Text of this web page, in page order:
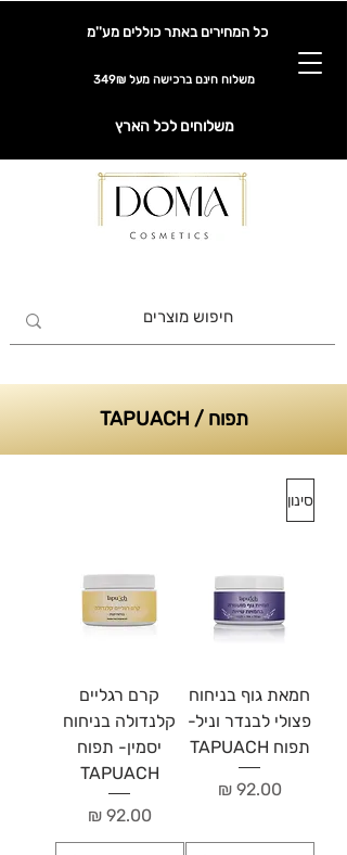
כל המחירים באתר כוללים מע''מ
משלוח חינם ברכישה מעל 349₪
משלוחים לכל הארץ
תפוח / TAPUACH
סינון
חמאת גוף בניחוח
פצולי לבנדר וניל-
תפוח TAPUACH
מחיר‏92.00 ‏₪
קרם רגליים
קלנדולה בניחוח
יסמין- תפוח
TAPUACH
מחיר‏92.00 ‏₪